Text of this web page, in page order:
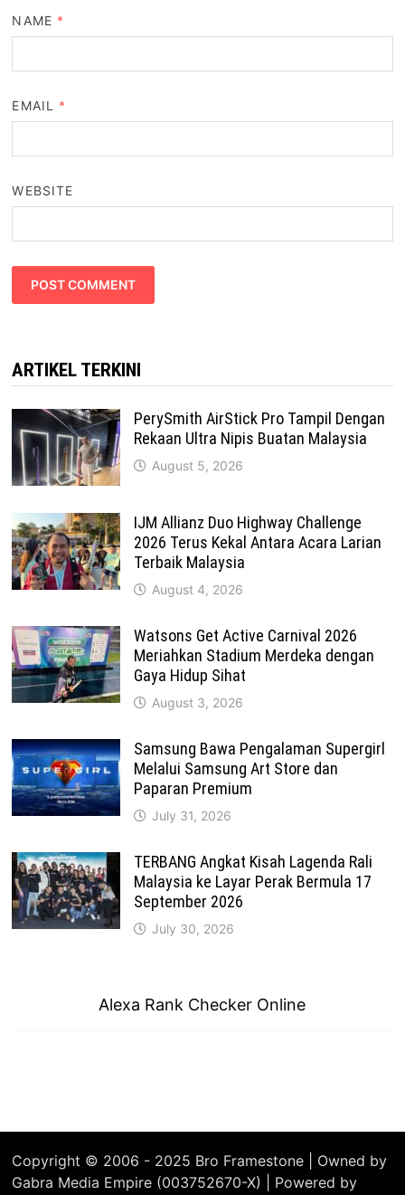
NAME *
EMAIL *
WEBSITE
ARTIKEL TERKINI
PerySmith AirStick Pro Tampil Dengan
Rekaan Ultra Nipis Buatan Malaysia
August 5, 2026
IJM Allianz Duo Highway Challenge
2026 Terus Kekal Antara Acara Larian
Terbaik Malaysia
August 4, 2026
Watsons Get Active Carnival 2026
Meriahkan Stadium Merdeka dengan
Gaya Hidup Sihat
August 3, 2026
Samsung Bawa Pengalaman Supergirl
Melalui Samsung Art Store dan
Paparan Premium
July 31, 2026
TERBANG Angkat Kisah Lagenda Rali
Malaysia ke Layar Perak Bermula 17
September 2026
July 30, 2026
Alexa Rank Checker Online
Copyright © 2006 - 2025 Bro Framestone | Owned by
Gabra Media Empire (003752670-X) | Powered by